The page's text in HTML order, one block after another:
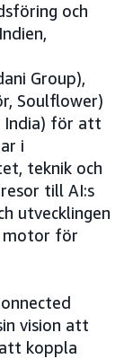
och
Group),
Soulflower)
India) för att
i
teknik och
till AI:s
utvecklingen
motor för
vision att
koppla